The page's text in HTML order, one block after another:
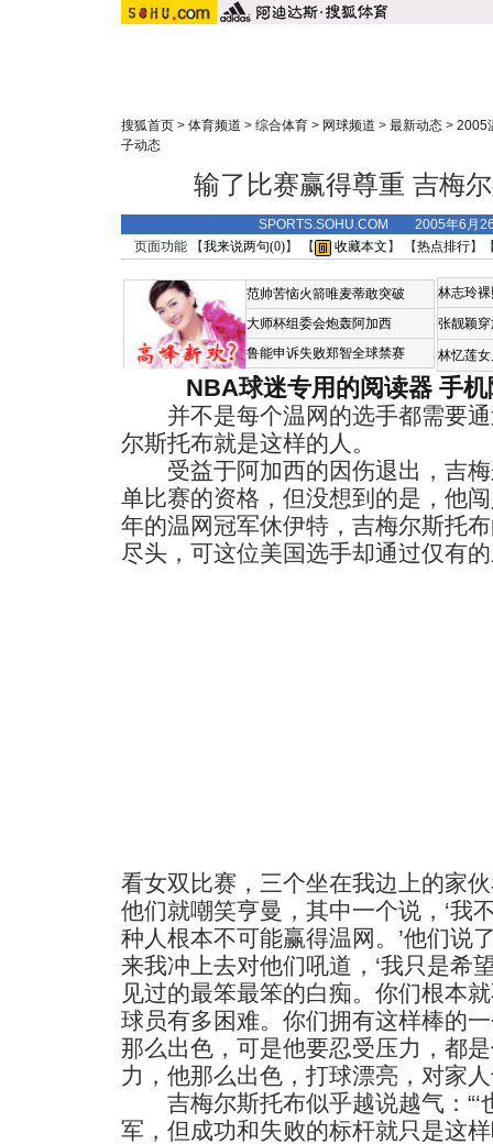
搜狐首页 > 体育频道 > 综合体育 > 网球频道 > 最新动态 > 2005
子动态
输了比赛赢得尊重 吉梅
SPORTS.SOHU.COM 2005年6月
页面功能 【我来说两句(0)】 【 收藏本文 】 【热点排行】
范帅苦恼火箭唯麦蒂敢突破
大师杯组委会炮轰阿加西
鲁能申诉失败郑智全球禁赛
林志玲
张靓颖
林忆莲
NBA球迷专用的阅读器 手
并不是每个温网的选手都需要通
尔斯托布就是这样的人。
受益于阿加西的因伤退出，吉梅
单比赛的资格，但没想到的是，他
年的温网冠军休伊特，吉梅尔斯托
尽头，可这位美国选手却通过仅有
看女双比赛，三个坐在我边上的家
他们就嘲笑亨曼，其中一个说，‘我
种人根本不可能赢得温网。’他们说
来我冲上去对他们吼道，‘我只是希
见过的最笨最笨的白痴。你们根本
球员有多困难。你们拥有这样棒的
那么出色，可是他要忍受压力，都
力，他那么出色，打球漂亮，对家
吉梅尔斯托布似乎越说越气：“‘
军，但成功和失败的标杆就只是这